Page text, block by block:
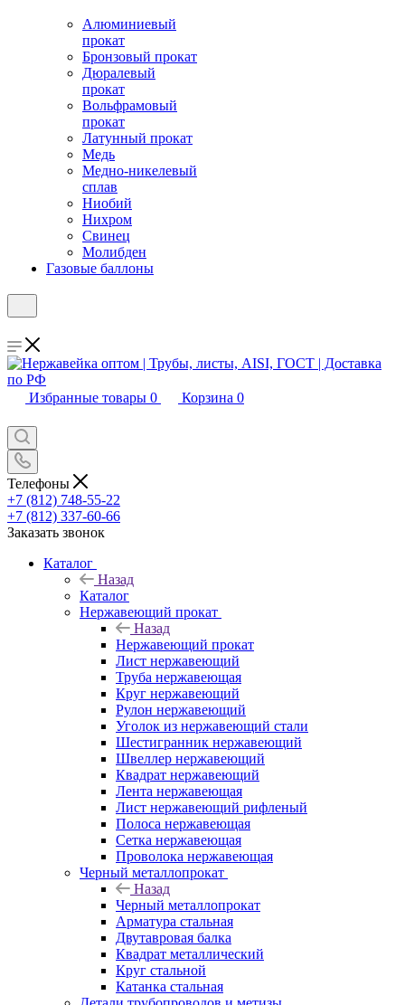
Алюминиевый
прокат
Бронзовый прокат
Дюралевый
прокат
Вольфрамовый
прокат
Латунный прокат
Медь
Медно-никелевый
сплав
Ниобий
Нихром
Свинец
Молибден
Газовые баллоны
Избранные товары 0 Корзина 0
Телефоны
+7 (812) 748-55-22
+7 (812) 337-60-66
Заказать звонок
Каталог
Назад
Каталог
Нержавеющий прокат
Назад
Нержавеющий прокат
Лист нержавеющий
Труба нержавеющая
Круг нержавеющий
Рулон нержавеющий
Уголок из нержавеющий стали
Шестигранник нержавеющий
Швеллер нержавеющий
Квадрат нержавеющий
Лента нержавеющая
Лист нержавеющий рифленый
Полоса нержавеющая
Сетка нержавеющая
Проволока нержавеющая
Черный металлопрокат
Назад
Черный металлопрокат
Арматура стальная
Двутавровая балка
Квадрат металлический
Круг стальной
Катанка стальная